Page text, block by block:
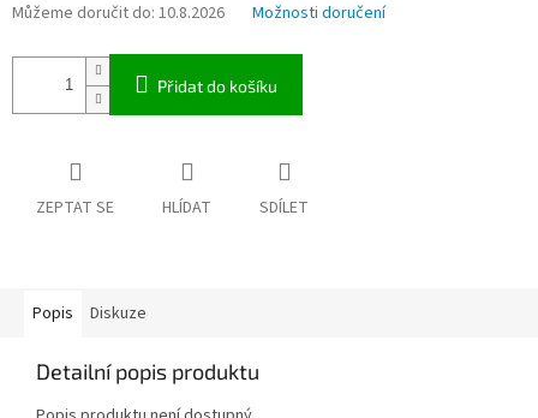
Můžeme doručit do: 10.8.2026 Možnosti doručení
Přidat do košíku
ZEPTAT SE HLÍDAT SDÍLET
Popis Diskuze
Detailní popis produktu